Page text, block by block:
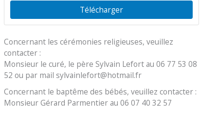
Télécharger
Concernant les cérémonies religieuses, veuillez
contacter :
Monsieur le curé, le père Sylvain Lefort au 06 77 53 08
52 ou par mail sylvainlefort@hotmail.fr
Concernant le baptême des bébés, veuillez contacter :
Monsieur Gérard Parmentier au 06 07 40 32 57